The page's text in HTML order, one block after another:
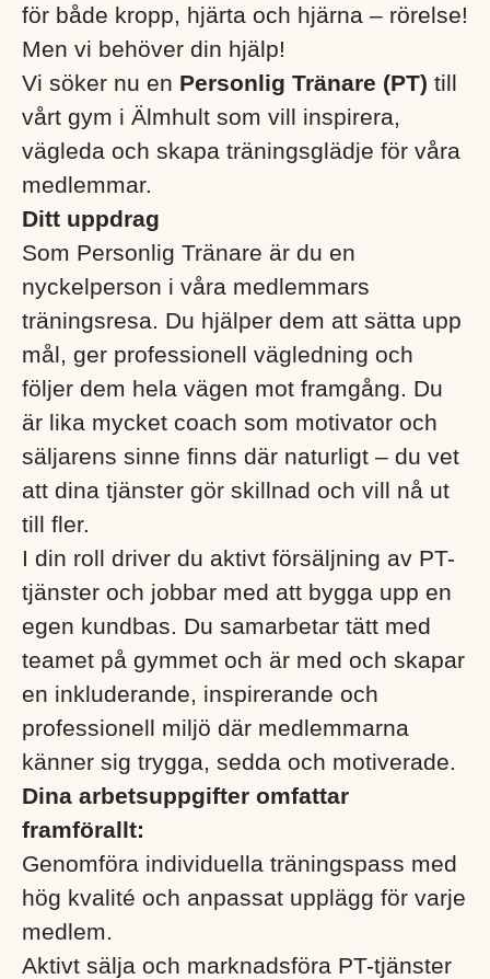
för både kropp, hjärta och hjärna – rörelse!
Men vi behöver din hjälp!
Vi söker nu en Personlig Tränare (PT) till
vårt gym i Älmhult som vill inspirera,
vägleda och skapa träningsglädje för våra
medlemmar.
Ditt uppdrag
Som Personlig Tränare är du en
nyckelperson i våra medlemmars
träningsresa. Du hjälper dem att sätta upp
mål, ger professionell vägledning och
följer dem hela vägen mot framgång. Du
är lika mycket coach som motivator och
säljarens sinne finns där naturligt – du vet
att dina tjänster gör skillnad och vill nå ut
till fler.
I din roll driver du aktivt försäljning av PT-
tjänster och jobbar med att bygga upp en
egen kundbas. Du samarbetar tätt med
teamet på gymmet och är med och skapar
en inkluderande, inspirerande och
professionell miljö där medlemmarna
känner sig trygga, sedda och motiverade.
Dina arbetsuppgifter omfattar
framförallt:
Genomföra individuella träningspass med
hög kvalité och anpassat upplägg för varje
medlem.
Aktivt sälja och marknadsföra PT-tjänster